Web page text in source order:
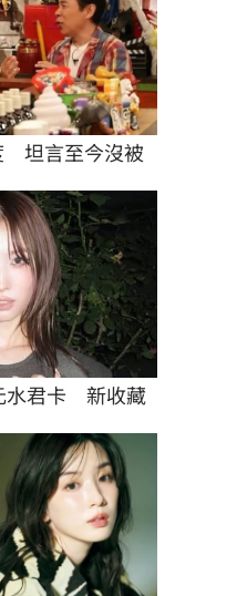
坦言至今沒被
君卡　新收藏